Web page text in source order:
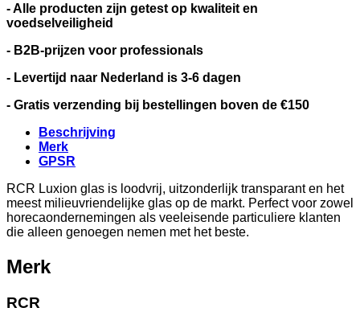
- Alle producten zijn getest op kwaliteit en
voedselveiligheid
- B2B-prijzen voor professionals
- Levertijd naar Nederland is 3-6 dagen
- Gratis verzending bij bestellingen boven de €150
Beschrijving
Merk
GPSR
RCR Luxion glas is loodvrij, uitzonderlijk transparant en het
meest milieuvriendelijke glas op de markt. Perfect voor zowel
horecaondernemingen als veeleisende particuliere klanten
die alleen genoegen nemen met het beste.
Merk
RCR